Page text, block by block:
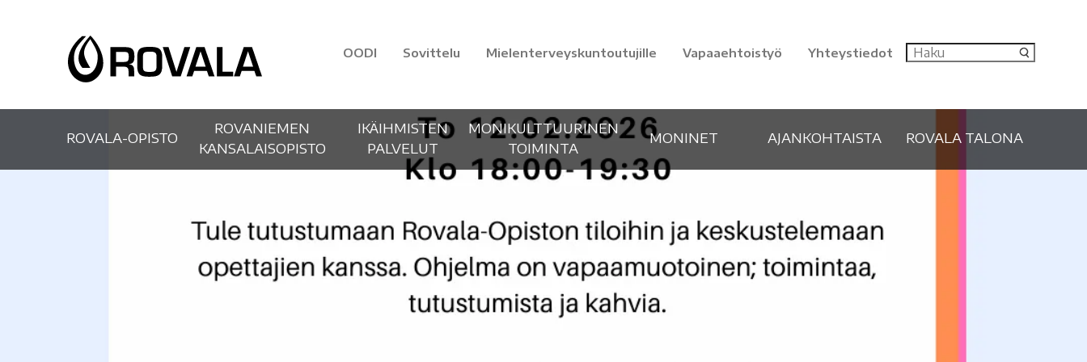
OODI Sovittelu Mielenterveyskuntoutujille Vapaaehtoistyö Yhteystiedot
ROVALA-OPISTO
ROVANIEMEN
KANSALAISOPISTO
IKÄIHMISTEN
PALVELUT
MONIKULTTUURINEN
TOIMINTA
MONINET AJANKOHTAISTA ROVALA TALONA